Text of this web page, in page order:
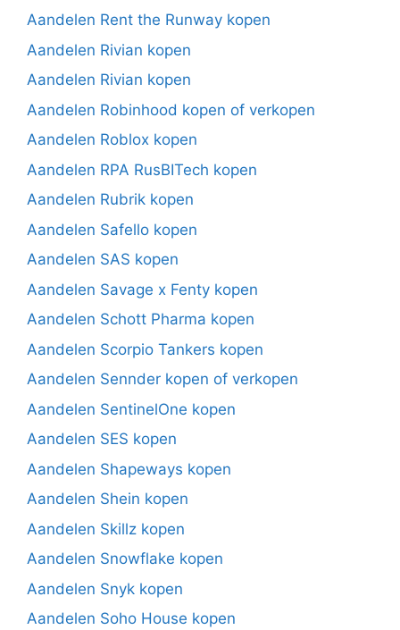
Aandelen Rent the Runway kopen
Aandelen Rivian kopen
Aandelen Rivian kopen
Aandelen Robinhood kopen of verkopen
Aandelen Roblox kopen
Aandelen RPA RusBITech kopen
Aandelen Rubrik kopen
Aandelen Safello kopen
Aandelen SAS kopen
Aandelen Savage x Fenty kopen
Aandelen Schott Pharma kopen
Aandelen Scorpio Tankers kopen
Aandelen Sennder kopen of verkopen
Aandelen SentinelOne kopen
Aandelen SES kopen
Aandelen Shapeways kopen
Aandelen Shein kopen
Aandelen Skillz kopen
Aandelen Snowflake kopen
Aandelen Snyk kopen
Aandelen Soho House kopen